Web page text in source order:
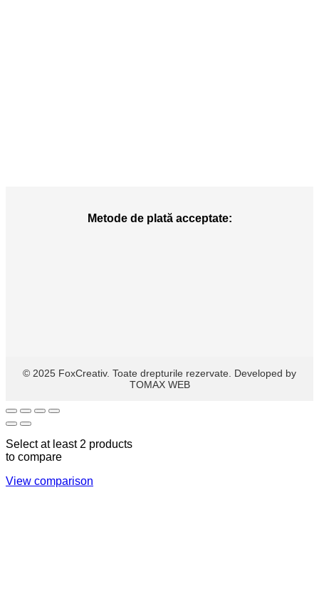
Metode de plată acceptate:
© 2025 FoxCreativ. Toate drepturile rezervate. Developed by
TOMAX WEB
Select at least 2 products
to compare
View comparison